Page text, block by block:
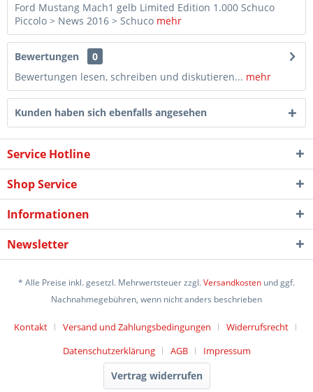
Ford Mustang Mach1 gelb Limited Edition 1.000 Schuco
Piccolo > News 2016 > Schuco mehr
Bewertungen
0
Bewertungen lesen, schreiben und diskutieren... mehr
Kunden haben sich ebenfalls angesehen
Service Hotline
Shop Service
Informationen
Newsletter
* Alle Preise inkl. gesetzl. Mehrwertsteuer zzgl.Versandkosten und ggf.
Nachnahmegebühren, wenn nicht anders beschrieben
Kontakt Versand und Zahlungsbedingungen
Widerrufsrecht
Datenschutzerklärung
AGB Impressum
Vertrag widerrufen